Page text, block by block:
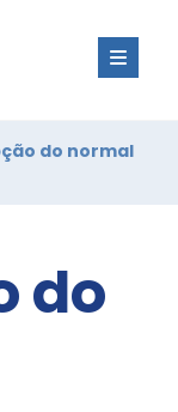
do normal
do